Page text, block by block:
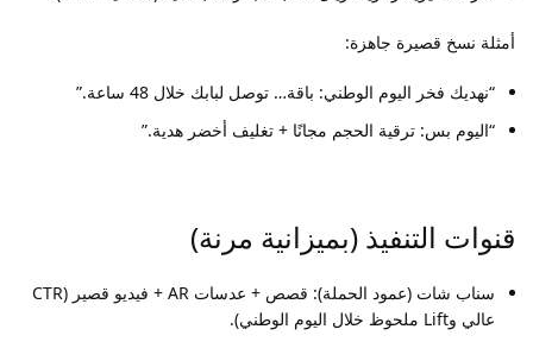
أمثلة نسخ قصيرة جاهزة:
“نهديك فخر اليوم الوطني: باقة… توصل لبابك خلال 48 ساعة.”
“اليوم بس: ترقية الحجم مجانًا + تغليف أخضر هدية.”
قنوات التنفيذ (بميزانية مرنة)
سناب شات (عمود الحملة): قصص + عدسات AR + فيديو قصير (CTR
عالي وLift ملحوظ خلال اليوم الوطني).